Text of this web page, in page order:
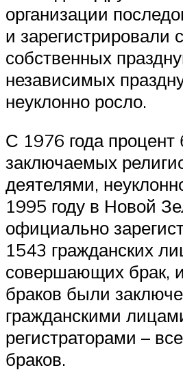
организации
и зарегистрировали
собственных
независимых
неуклонно росло.
С 1976 года процент
заключаемых
деятелями,
1995 году в Новой
официально
1543 гражданских
совершающих брак,
браков были
гражданскими
регистраторами –
браков.